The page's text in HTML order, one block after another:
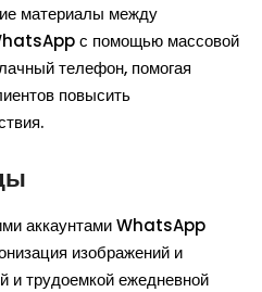
материалы между
с помощью массовой
телефон, помогая
повысить
аккаунтами WhatsApp
изображений и
и трудоемкой ежедневной